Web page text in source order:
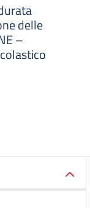
delle
–